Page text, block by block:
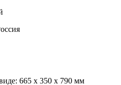
665 х 350 х 790 мм